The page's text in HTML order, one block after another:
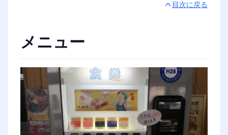
目次に戻る
メニュー